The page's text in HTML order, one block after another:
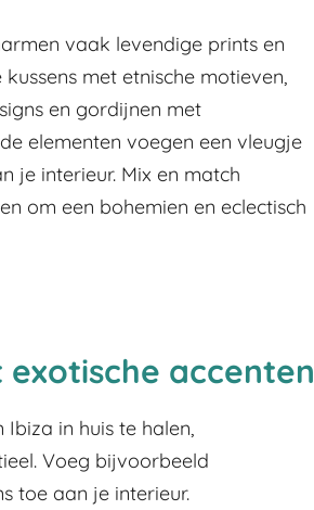
vaak levendige prints en
met etnische motieven,
en gordijnen met
elementen voegen een vleugje
je interieur. Mix en match
om een bohemien en eclectisch
accenten
in huis te halen,
Voeg bijvoorbeeld
toe aan je interieur.